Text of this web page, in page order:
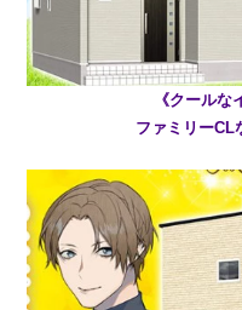
《クール
ファミリーCL